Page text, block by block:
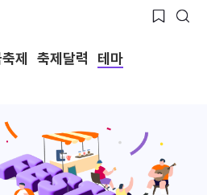
제 축제달력 테마